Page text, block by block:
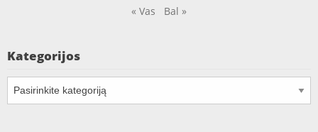
« Vas Bal »
Kategorijos
Kategorijos